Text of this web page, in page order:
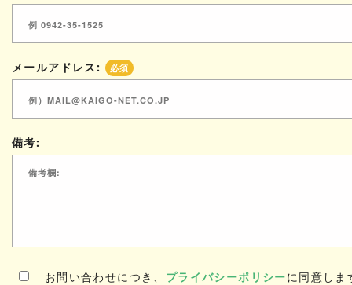
メールアドレス: 必須
備考:
お問い合わせにつき、 プライバシーポリシーに同意しま